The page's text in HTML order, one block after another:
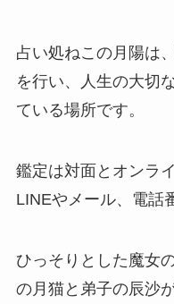
占い処ねこの月陽は
を行い、人生の大切
ている場所です。
鑑定は対面とオンラ
LINEやメール、電話
ひっそりとした魔女
の月猫と弟子の辰沙